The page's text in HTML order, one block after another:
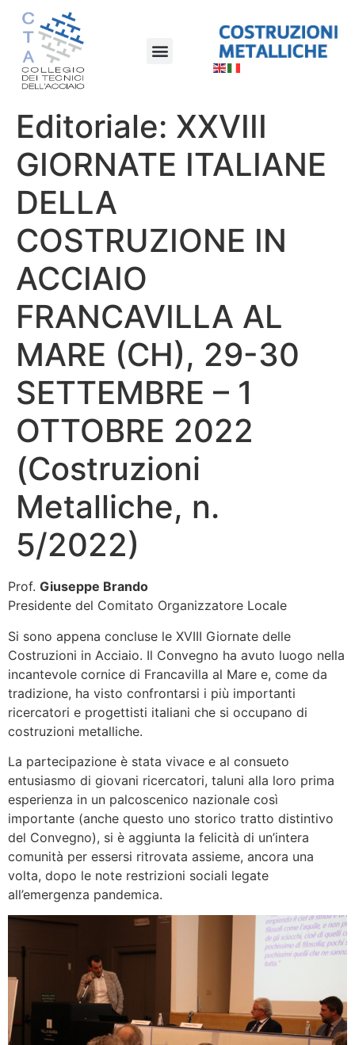
Editoriale: XXVIII
GIORNATE ITALIANE
DELLA
COSTRUZIONE IN
ACCIAIO
FRANCAVILLA AL
MARE (CH), 29-30
SETTEMBRE – 1
OTTOBRE 2022
(Costruzioni
Metalliche, n.
5/2022)
Prof. Giuseppe Brando
Presidente del Comitato Organizzatore Locale
Si sono appena concluse le XVIII Giornate delle
Costruzioni in Acciaio. Il Convegno ha avuto luogo nella
incantevole cornice di Francavilla al Mare e, come da
tradizione, ha visto confrontarsi i più importanti
ricercatori e progettisti italiani che si occupano di
costruzioni metalliche.
La partecipazione è stata vivace e al consueto
entusiasmo di giovani ricercatori, taluni alla loro prima
esperienza in un palcoscenico nazionale così
importante (anche questo uno storico tratto distintivo
del Convegno), si è aggiunta la felicità di un’intera
comunità per essersi ritrovata assieme, ancora una
volta, dopo le note restrizioni sociali legate
all’emergenza pandemica.